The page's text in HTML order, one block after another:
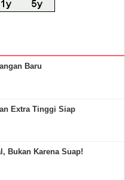
Baru
Extra Tinggi Siap
Bukan Karena Suap!